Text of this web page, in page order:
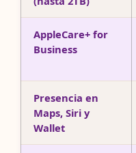
AppleCare+ for
Business
Presencia en
Maps, Siri y
Wallet